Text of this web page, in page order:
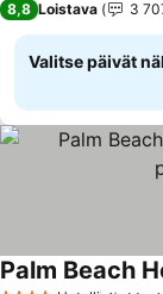
8,8 Loistava 3
Valitse päivät